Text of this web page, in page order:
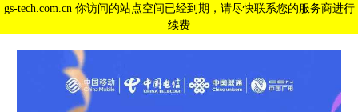
gs-tech.com.cn 你访问的站点空间已经到期，请尽快联系您的服务商进行
续费